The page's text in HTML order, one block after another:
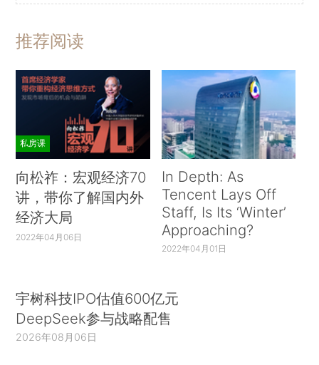
推荐阅读
私房课
向松祚：宏观经济70
讲，带你了解国内外
经济大局
2022年04月06日
In Depth: As
Tencent Lays Off
Staff, Is Its ‘Winter’
Approaching?
2022年04月01日
宇树科技IPO估值600亿元
DeepSeek参与战略配售
2026年08月06日